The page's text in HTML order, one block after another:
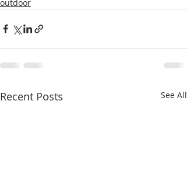
outdoor
Recent Posts See All